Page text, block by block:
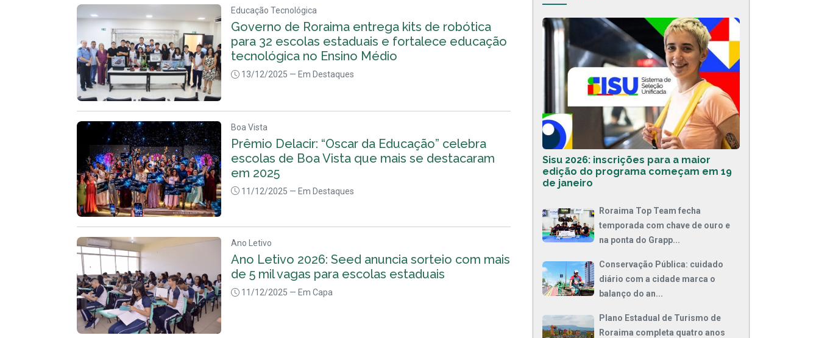
Educação Tecnológica
Governo de Roraima entrega kits de robótica
para 32 escolas estaduais e fortalece educação
tecnológica no Ensino Médio
13/12/2025 — Em Destaques
Boa Vista
Prêmio Delacir: “Oscar da Educação” celebra
escolas de Boa Vista que mais se destacaram
em 2025
11/12/2025 — Em Destaques
Ano Letivo
Ano Letivo 2026: Seed anuncia sorteio com mais
de 5 mil vagas para escolas estaduais
11/12/2025 — Em Capa
Sisu 2026: inscrições para a maior
edição do programa começam em 19
de janeiro
Roraima Top Team fecha
temporada com chave de ouro e
na ponta do Grapp...
Conservação Pública: cuidado
diário com a cidade marca o
balanço do an...
Plano Estadual de Turismo de
Roraima completa quatro anos